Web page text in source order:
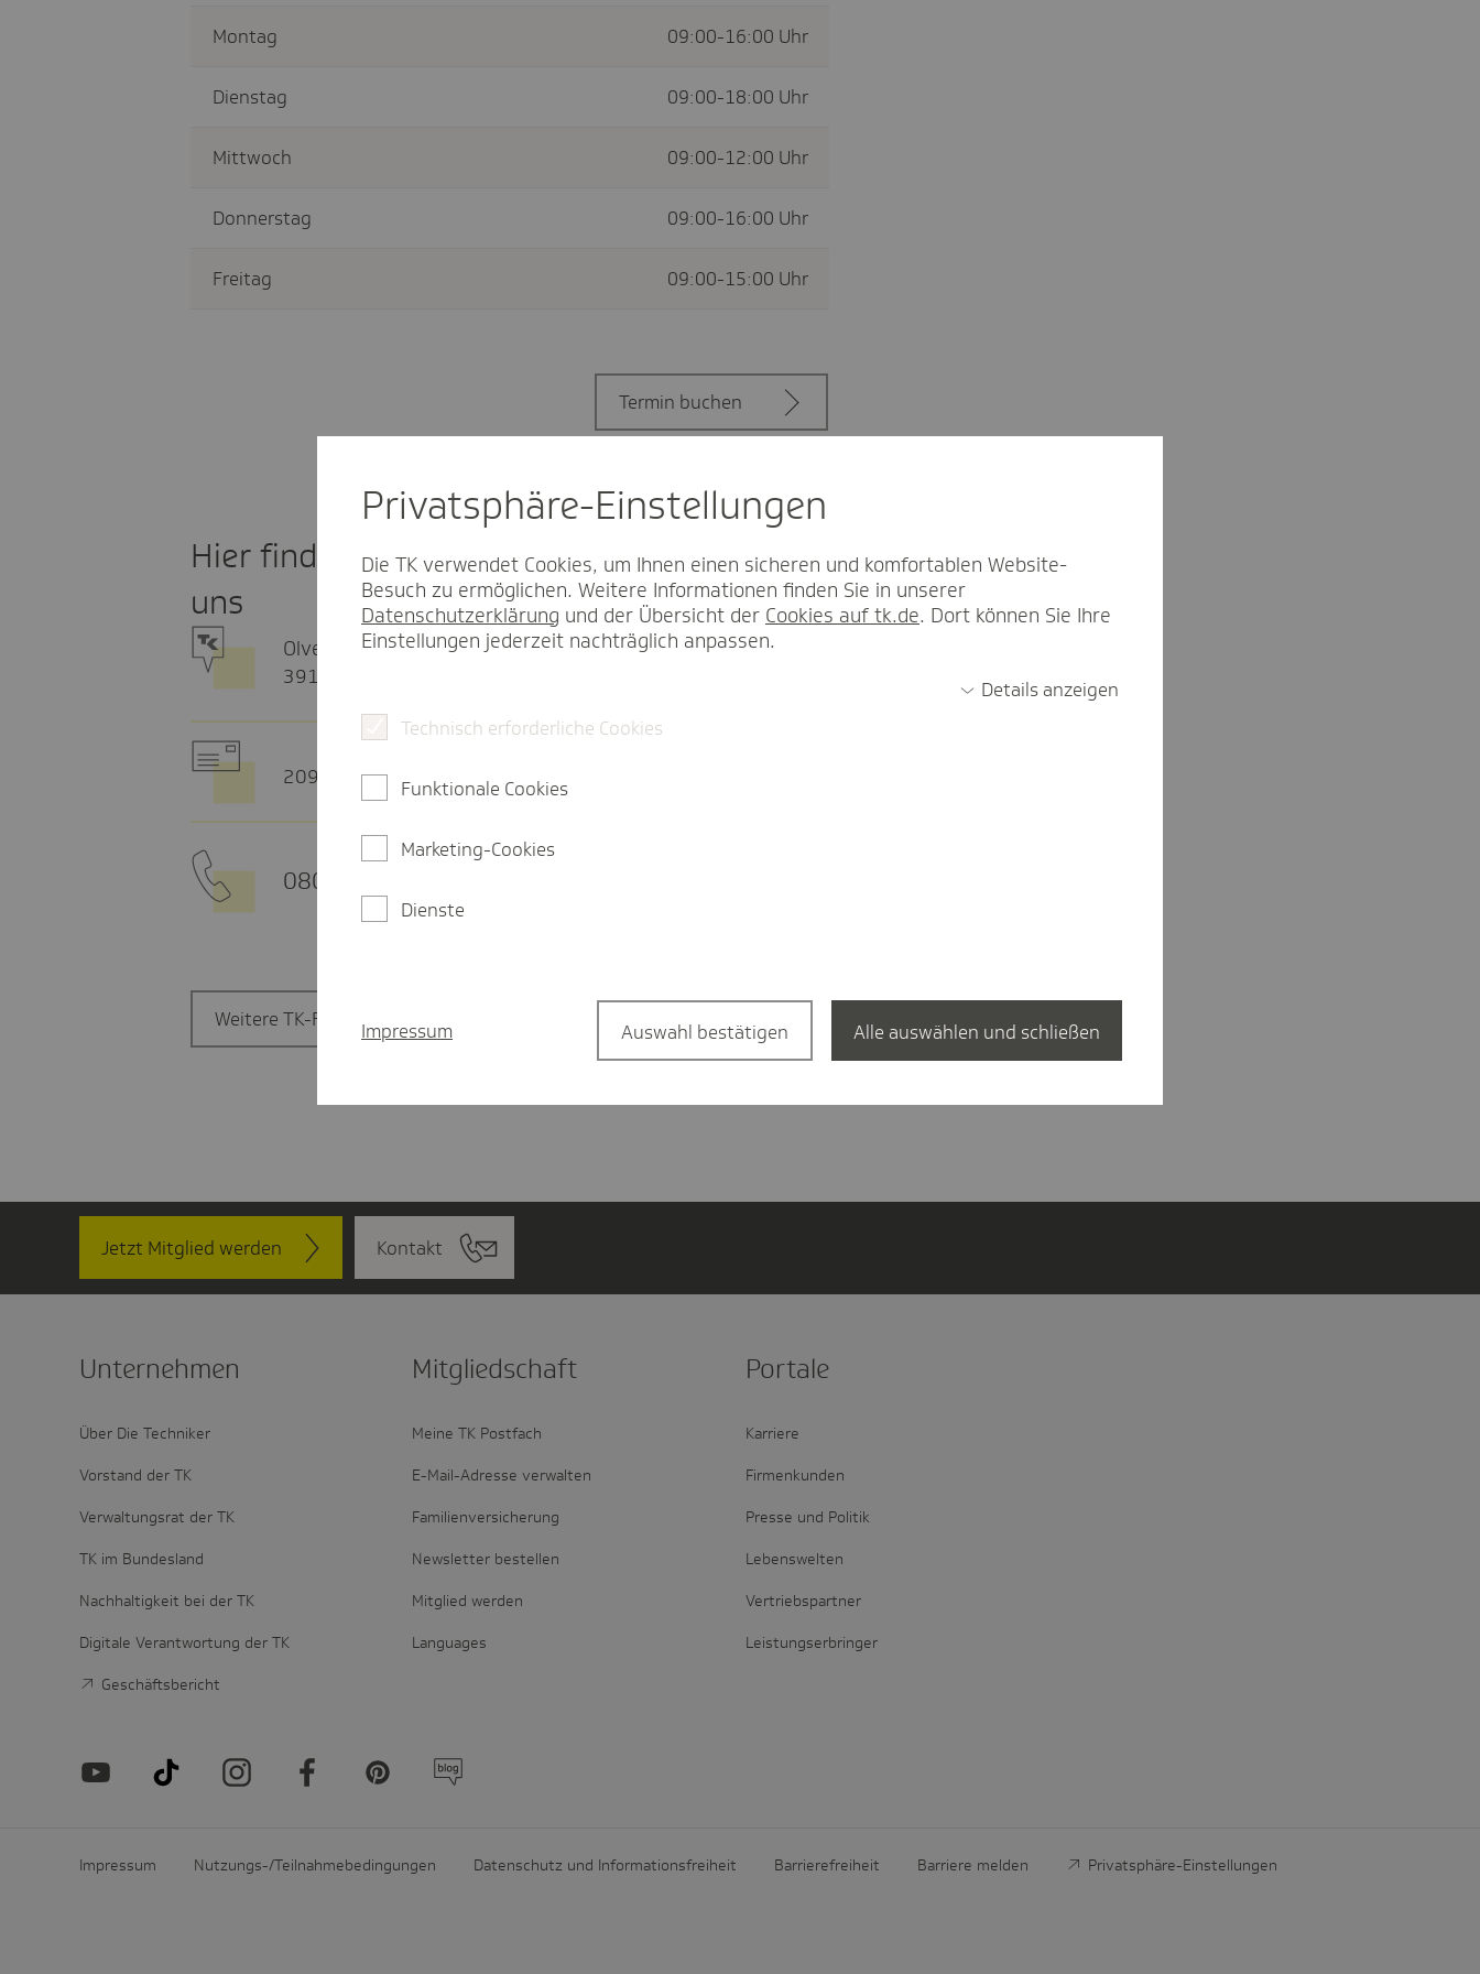
Montag 09:00-16:00 Uhr
Dienstag 09:00-18:00 Uhr
Mittwoch 09:00-12:00 Uhr
Donnerstag 09:00-16:00 Uhr
Freitag 09:00-15:00 Uhr
Termin buchen
Hier finden Sie
uns
Olvenstedter Str. 66
39108 Magdeburg
20915 Hamburg
0800 - 285 85 85
Weitere TK-Filiale finden
Jetzt Mitglied werden Kontakt
Unter­nehmen
Über Die Techniker
Vorstand der TK
Verwaltungsrat der TK
TK im Bundesland
Nachhaltigkeit bei der TK
Digitale Verantwortung der TK
Geschäftsbericht
Mitglied­schaft
Meine TK Postfach
E-Mail-Adresse verwalten
Familienversicherung
Newsletter bestellen
Mitglied werden
Languages
Portale
Karriere
Firmenkunden
Presse und Politik
Lebenswelten
Vertriebspartner
Leistungserbringer
Impressum Nutzungs-/Teilnahmebedingungen Datenschutz und Informationsfreiheit Barrierefreiheit Barriere melden Privatsphäre-Einstellungen
Privat­sphäre-Einstel­lungen
Die TK verwendet Cookies, um Ihnen einen sicheren und komfortablen Website-
Besuch zu ermöglichen. Weitere Informationen finden Sie in unserer
Datenschutzerklärung und der Übersicht der Cookies auf tk.de. Dort können Sie Ihre
Einstellungen jederzeit nachträglich anpassen.
Details anzeigen
Technisch erforderliche Cookies
Funktionale Cookies
Marketing-Cookies
Dienste
Impressum Auswahl bestätigen Alle auswählen und schließen